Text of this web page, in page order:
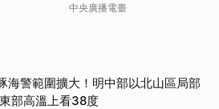
中央廣播電臺
海警範圍擴大！明中部以北山區局部
部高溫上看38度